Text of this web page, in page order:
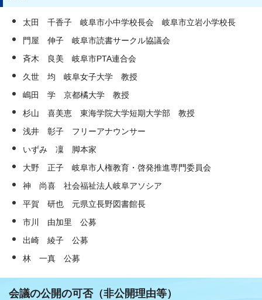
太田 千香子 岐阜市小中学校長会 岐阜市立岩小学校長
門屋 伸子 岐阜市読書サークル協議会
斉木 良美 岐阜市PTA連合会
久世 均 岐阜女子大学 教授
嶋田 学 京都橘大学 教授
杉山 喜美恵 東海学院大学短期大学部 教授
浅井 彰子 フリーアナウンサー
いずみ 凜 脚本家
大野 正子 岐阜市人権教育・啓発推進専門委員会
神 尚喜 社会福祉法人岐阜アソシア
平賀 研也 元県立長野図書館長
市川 由加里 公募
出崎 綾子 公募
林 一真 公募
会議の公開の可否（非公開理由等）